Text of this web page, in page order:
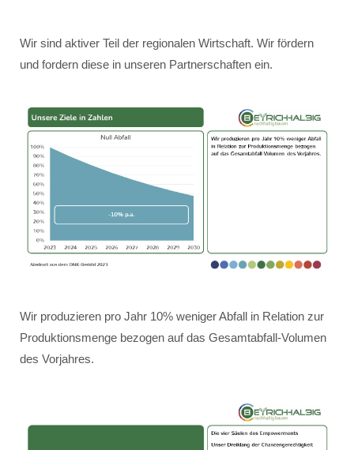
Wir sind aktiver Teil der regionalen Wirtschaft. Wir fördern
und fordern diese in unseren Partnerschaften ein.
Wir produzieren pro Jahr 10% weniger Abfall in Relation zur
Produktionsmenge bezogen auf das Gesamtabfall-Volumen
des Vorjahres.